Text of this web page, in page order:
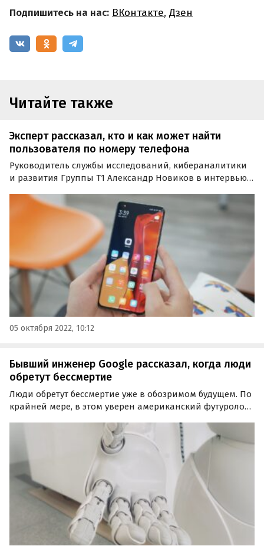
Подпишитесь на нас: ВКонтакте, Дзен
Читайте также
Эксперт рассказал, кто и как может найти
пользователя по номеру телефона
Руководитель службы исследований, кибераналитики
и развития Группы Т1 Александр Новиков в интервью
местоположение по номеру телефона.
05 октября 2022, 10:12
Бывший инженер Google рассказал, когда люди
обретут бессмертие
Люди обретут бессмертие уже в обозримом будущем. По
крайней мере, в этом уверен американский футуролог,
пишет «Российская газета».